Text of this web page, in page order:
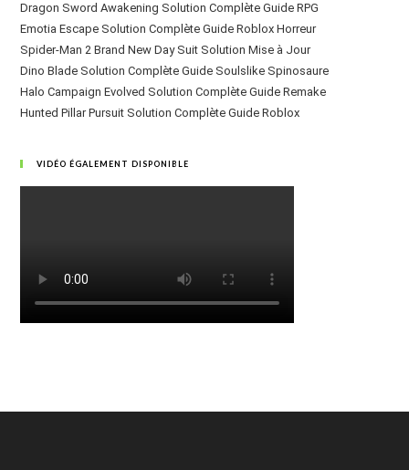
Dragon Sword Awakening Solution Complète Guide RPG
Emotia Escape Solution Complète Guide Roblox Horreur
Spider-Man 2 Brand New Day Suit Solution Mise à Jour
Dino Blade Solution Complète Guide Soulslike Spinosaure
Halo Campaign Evolved Solution Complète Guide Remake
Hunted Pillar Pursuit Solution Complète Guide Roblox
VIDÉO ÉGALEMENT DISPONIBLE